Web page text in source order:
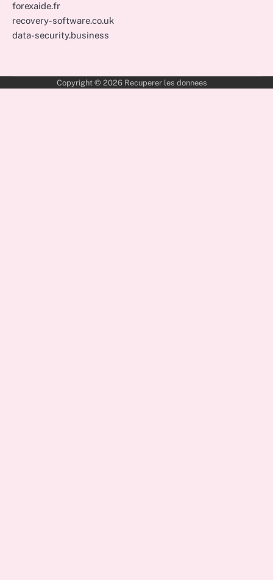
forexaide.fr
recovery-software.co.uk
data-security.business
Copyright © 2026 Recuperer les donnees